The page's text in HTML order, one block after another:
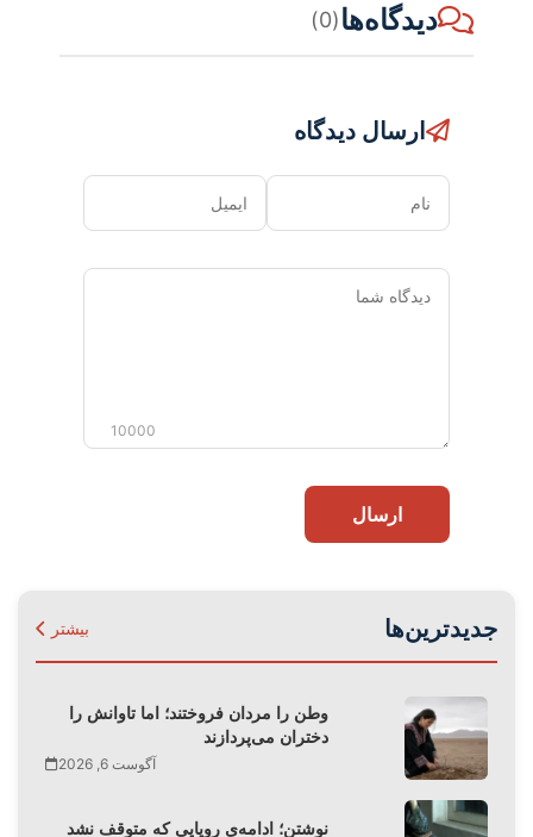
دیدگاه‌ها(0)
ارسال دیدگاه
نام ایمیل
دیدگاه
10000
ارسال
جدیدترین‌ها بیشتر
وطن را مردان فروختند؛ اما تاوانش را
دختران می‌پردازند
آگوست 6, 2026
نوشتن؛ ادامه‌ی رویایی که متوقف نشد